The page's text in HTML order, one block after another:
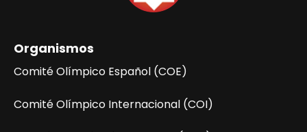
Organismos
Comité Olímpico Español (COE)
Comité Olímpico Internacional (COI)